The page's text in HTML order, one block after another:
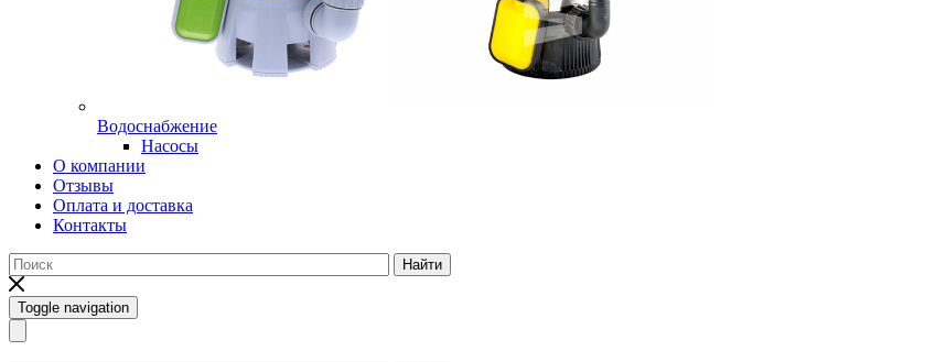
Водоснабжение
Насосы
О компании
Отзывы
Оплата и доставка
Контакты
Найти
Toggle navigation